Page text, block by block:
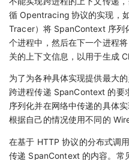
循 Opentracing 协议的实现，
Tracer）将 SpanContext 序列
个进程中，然后在下一个进程
关的上下文信息，以用于生成
为了为各种具体实现提供最大
跨进程传递 SpanContext 的要
序列化并在网络中传递的具体
根据自己的情况使用不同的
在基于 HTTP 协议的分布式调
传递 SpanContext 的内容。